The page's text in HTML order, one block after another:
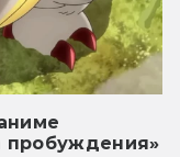
пробуждения»